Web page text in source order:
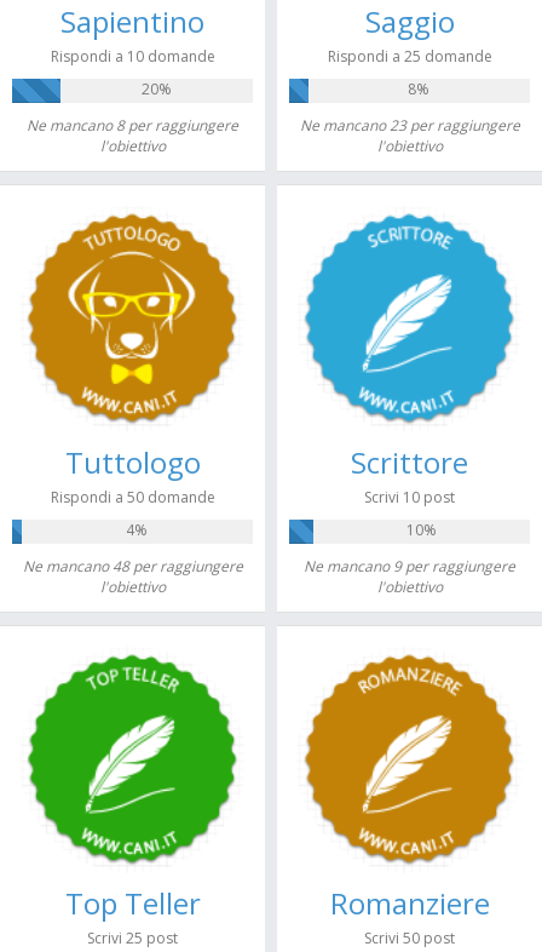
Sapientino
Rispondi a 10 domande
20%
Ne mancano 8 per raggiungere
l'obiettivo
Saggio
Rispondi a 25 domande
8%
Ne mancano 23 per raggiungere
l'obiettivo
Tuttologo
Rispondi a 50 domande
4%
Ne mancano 48 per raggiungere
l'obiettivo
Scrittore
Scrivi 10 post
10%
Ne mancano 9 per raggiungere
l'obiettivo
Top Teller
Scrivi 25 post
Romanziere
Scrivi 50 post